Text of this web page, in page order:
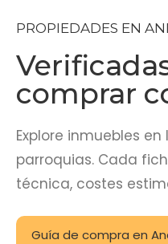
PROPIEDADES EN
comprar
Explore inmuebles
parroquias. Cada
técnica, costes
Guía de compra en